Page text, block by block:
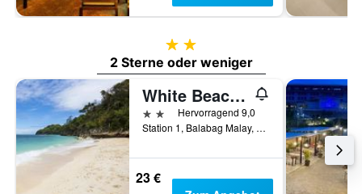
2 Sterne
2 Sterne oder weniger
White Beach de Boracay
2 SterneHervorragend 9,0
Station 1, Balabag Malay, Boracay, Philippinen
23 €